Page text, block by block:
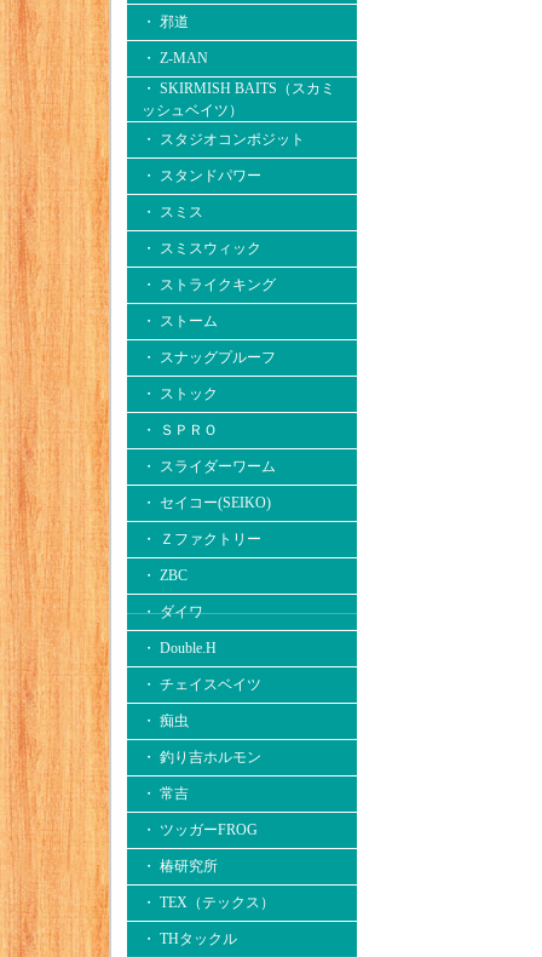
・ 邪道
・ Z-MAN
・ SKIRMISH BAITS（スカミ
ッシュベイツ）
・ スタジオコンポジット
・ スタンドパワー
・ スミス
・ スミスウィック
・ ストライクキング
・ ストーム
・ スナッグプルーフ
・ ストック
・ ＳＰＲＯ
・ スライダーワーム
・ セイコー(SEIKO)
・ Ｚファクトリー
・ ZBC
・ ダイワ
・ Double.H
・ チェイスベイツ
・ 痴虫
・ 釣り吉ホルモン
・ 常吉
・ ツッガーFROG
・ 椿研究所
・ TEX（テックス）
・ THタックル